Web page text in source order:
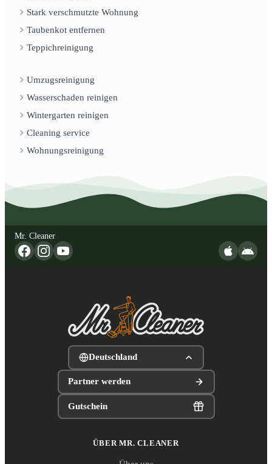
Stark verschmutzte Wohnung
Taubenkot entfernen
Teppichreinigung
Umzugsreinigung
Wasserschaden reinigen
Wintergarten reinigen
Cleaning service
Wohnungsreinigung
Mr. Cleaner
Deutschland
Partner werden
Gutschein
ÜBER MR. CLEANER